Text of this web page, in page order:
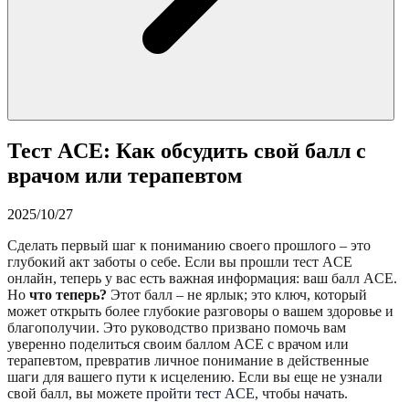
Тест ACE: Как обсудить свой балл с
врачом или терапевтом
2025/10/27
Сделать первый шаг к пониманию своего прошлого – это
глубокий акт заботы о себе. Если вы прошли тест ACE
онлайн, теперь у вас есть важная информация: ваш балл ACE.
Но что теперь? Этот балл – не ярлык; это ключ, который
может открыть более глубокие разговоры о вашем здоровье и
благополучии. Это руководство призвано помочь вам
уверенно поделиться своим баллом ACE с врачом или
терапевтом, превратив личное понимание в действенные
шаги для вашего пути к исцелению. Если вы еще не узнали
свой балл, вы можете пройти тест ACE, чтобы начать.